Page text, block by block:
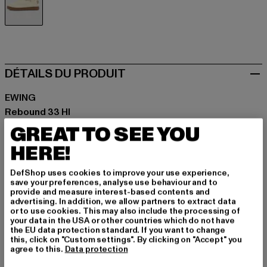
DÉTAILS DU PRODUIT
EWING
Rebound 33 HI
Marque: Ewing
Catégorie: Sneakers High
Couleur: beige
Couleur du fabricant: beige
Matériau supérieur: Cuir
Doublure: autres matières
Art.Nr: 1RBE001N-00003
TAILLE
GREAT TO SEE YOU
HERE!
DefShop uses cookies to improve your use experience,
save your preferences, analyse use behaviour and to
provide and measure interest-based contents and
advertising. In addition, we allow partners to extract data
or to use cookies. This may also include the processing of
your data in the USA or other countries which do not have
the EU data protection standard. If you want to change
this, click on "Custom settings". By clicking on "Accept" you
agree to this. Data protection